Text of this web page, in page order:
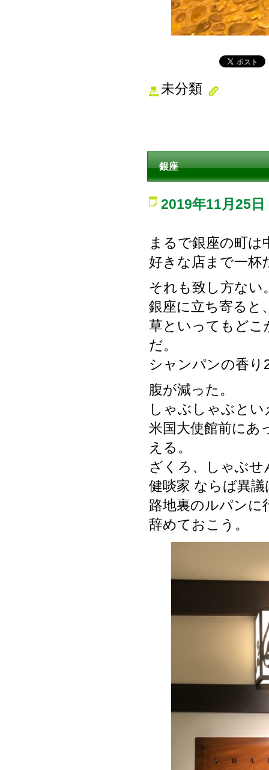
未分類
銀座
2019年11月25日
まるで銀座の町は
好きな店まで一杯
それも致し方ない
銀座に立ち寄ると
草といってもどこ
だ。
シャンパンの香り
腹が減った。
しゃぶしゃぶと
米国大使館前にあ
える。
ざくろ、しゃぶ
健啖家 ならば異
路地裏のルパンに
辞めておこう。